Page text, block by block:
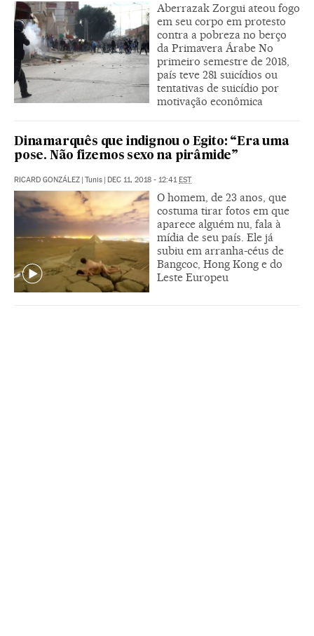
Aberrazak Zorgui ateou fogo
em seu corpo em protesto
contra a pobreza no berço
da Primavera Árabe No
primeiro semestre de 2018,
país teve 281 suicídios ou
tentativas de suicídio por
motivação econômica
Dinamarquês que indignou o Egito: “Era uma
pose. Não fizemos sexo na pirâmide”
RICARD GONZÁLEZ | Tunis | DEC 11, 2018 - 12:41EST
O homem, de 23 anos, que
costuma tirar fotos em que
aparece alguém nu, fala à
mídia de seu país. Ele já
subiu em arranha-céus de
Bangcoc, Hong Kong e do
Leste Europeu